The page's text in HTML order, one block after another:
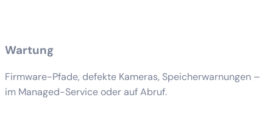
Wartung
Firmware-Pfade, defekte Kameras, Speicherwarnungen –
im Managed-Service oder auf Abruf.